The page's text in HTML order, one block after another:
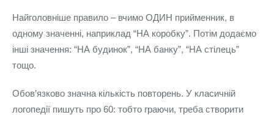
Найголовніше правило – вчимо ОДИН прийменник, в
одному значенні, наприклад “НА коробку”. Потім додаємо
інші значення: “НА будинок”, “НА банку”, “НА стілець”
тощо.
Обов’язково значна кількість повторень. У класичній
логопедії пишуть про 60: тобто граючи, треба створити